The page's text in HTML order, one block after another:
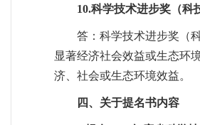
10.科学技术进步奖（科
答：科学技术进步奖（
显著经济社会效益或生态环
济、社会或生态环境效益。
四、关于提名书内容